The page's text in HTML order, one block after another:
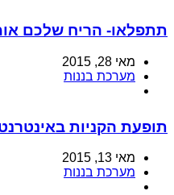
תתפלאו- הריח שלכם
מאי 28, 2015
מערכת בננות
תופעת הקניות
מאי 13, 2015
מערכת בננות